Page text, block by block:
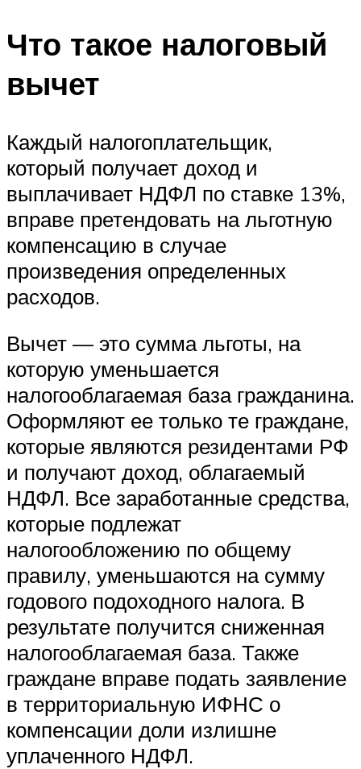
Что такое налоговый
вычет
Каждый налогоплательщик,
который получает доход и
выплачивает НДФЛ по ставке 13%,
вправе претендовать на льготную
компенсацию в случае
произведения определенных
расходов.
Вычет — это сумма льготы, на
которую уменьшается
налогооблагаемая база гражданина.
Оформляют ее только те граждане,
которые являются резидентами РФ
и получают доход, облагаемый
НДФЛ. Все заработанные средства,
которые подлежат
налогообложению по общему
правилу, уменьшаются на сумму
годового подоходного налога. В
результате получится сниженная
налогооблагаемая база. Также
граждане вправе подать заявление
в территориальную ИФНС о
компенсации доли излишне
уплаченного НДФЛ.